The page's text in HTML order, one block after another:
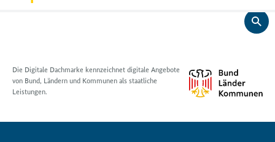
Die Digitale Dachmarke kennzeichnet digitale Angebote
von Bund, Ländern und Kommunen als staatliche
Leistungen.